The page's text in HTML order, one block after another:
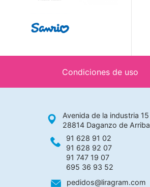
Condiciones de uso
Avenida de la industria 15
28814 Daganzo de Arriba
91 628 91 02
91 628 92 07
91 747 19 07
695 36 93 52
pedidos@liragram.com